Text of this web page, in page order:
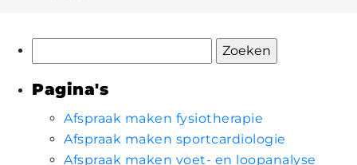
naar:
Pagina's
Afspraak maken fysiotherapie
Afspraak maken sportcardiologie
Afspraak maken voet- en loopanalyse